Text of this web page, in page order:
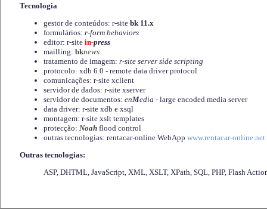
Tecnologia
gestor de conteúdos: r-site bk 11.x
formulários: r-form behaviors
editor: r-site in-press
mailling: bknews
tratamento de imagem: r-site server side scripting
protocolo: xdb 6.0 - remote data driver protocol
comunicações: r-site xclient
servidor de dados: r-site xserver
servidor de documentos: enMedia - large encoded media server
data driver: r-site xdb e xsql
montagem: r-site xslt templates
protecção: Noah flood control
outras tecnologias: rentacar-online WebApp www.rentacar-online.net
Outras tecnologias:
ASP, DHTML, JavaScript, XML, XSLT, XPath, SQL, PHP, Flash